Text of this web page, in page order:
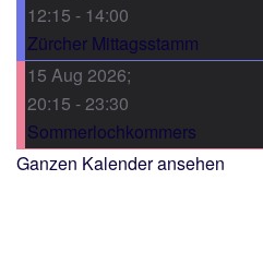
12:15 - 14:00
Zürcher Mittagsstamm
15 Aug 2026;
20:15 -23:30
Sommerlochkommers
Ganzen Kalender ansehen